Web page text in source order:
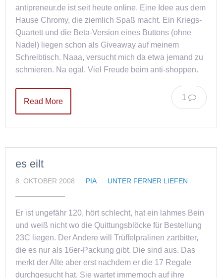
antipreneur.de ist seit heute online. Eine Idee aus dem
Hause Chromy, die ziemlich Spaß macht. Ein Kriegs-
Quartett und die Beta-Version eines Buttons (ohne
Nadel) liegen schon als Giveaway auf meinem
Schreibtisch. Naaa, versucht mich da etwa jemand zu
schmieren. Na egal. Viel Freude beim anti-shoppen.
1
Read More
es eilt
8. OKTOBER 2008 PIA UNTER FERNER LIEFEN
Er ist ungefähr 120, hört schlecht, hat ein lahmes Bein
und weiß nicht wo die Quittungsblöcke für Bestellung
23C liegen. Der Andere will Trüffelpralinen zartbitter,
die es nur als 16er-Packung gibt. Die sind aus. Das
merkt der Alte aber erst nachdem er die 17 Regale
durchgesucht hat. Sie wartet immernoch auf ihre